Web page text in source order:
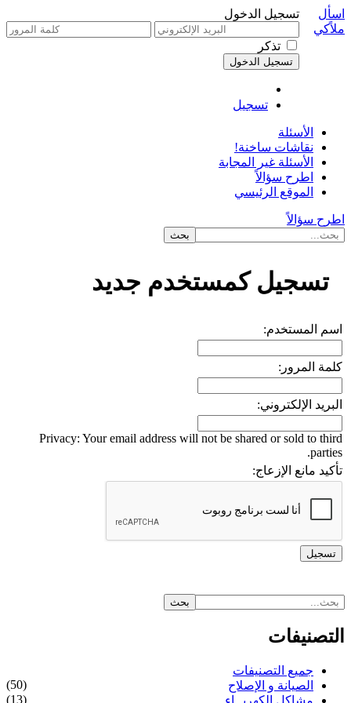
تسجيل الدخول
تذكر
تسجيل
اسأل
ملاًكي
الأسئلة
نقاشات ساخنة!
الأسئلة غير المجابة
اطرح سؤالاً
الموقع الرئيسي
اطرح سؤالاً
تسجيل كمستخدم جديد
اسم المستخدم:
كلمة المرور:
البريد الإلكتروني:
Privacy: Your email address will not be shared or sold to third
parties.
تأكيد مانع الإزعاج:
التصنيفات
جميع التصنيفات
الصيانة و الإصلاح
(50)
(13)